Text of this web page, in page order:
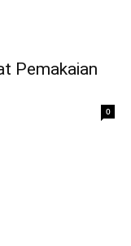
Pemakaian
0